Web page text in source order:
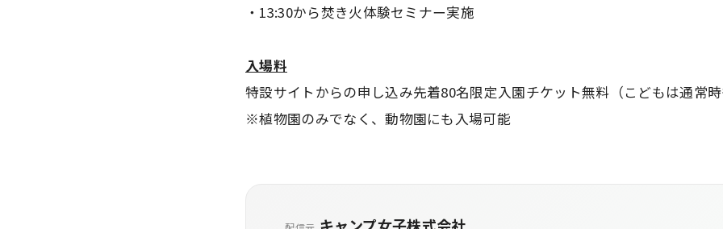
・13:30から焚き火体験セミナー実施
入場料
特設サイトからの申し込み先着80名限定入園チケット無料（こどもは通常
※植物園のみでなく、動物園にも入場可能